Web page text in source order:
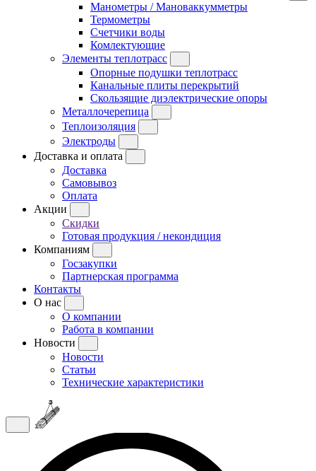
Манометры / Мановаккумметры
Термометры
Счетчики воды
Комлектующие
Элементы теплотрасс
Опорные подушки теплотрасс
Канальные плиты перекрытий
Скользящие диэлектрические опоры
Металлочерепица
Теплоизоляция
Электроды
Доставка и оплата
Доставка
Самовывоз
Оплата
Акции
Скидки
Готовая продукция / некондиция
Компаниям
Госзакупки
Партнерская программа
Контакты
О нас
О компании
Работа в компании
Новости
Новости
Статьи
Технические характеристики